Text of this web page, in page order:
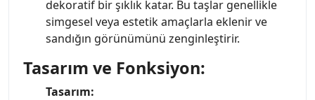
dekoratif bir şıklık katar. Bu taşlar genellikle
simgesel veya estetik amaçlarla eklenir ve
sandığın görünümünü zenginleştirir.
Tasarım ve Fonksiyon:
Tasarım: